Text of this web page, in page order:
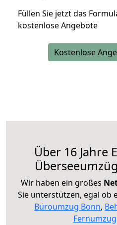
Füllen Sie jetzt das
kostenlose Angebote
Kostenlose
Über 16 Jahre
Wir haben ein großes
Sie unterstützen, egal ob
Büroumzug Bonn,
Fernumzug